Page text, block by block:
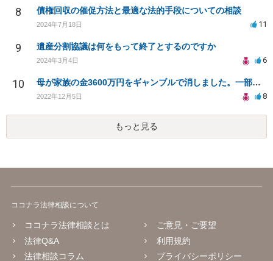
8 債権回収の催促方法と最適な法的手段についての相談
2024年7月18日 11
9 遺産分割協議は何をもって終了とするのですか
2024年3月4日 6
10 母が家族の金3600万円をギャンブルで消しました。一部でもいいので回収できませんか
2022年12月5日 8
もっと見る
ココナラ法律相談について
ココナラ法律相談とは
法律Q&A
法律相談コラム
ご意見・ご要望
利用規約
プライバシーポリシー